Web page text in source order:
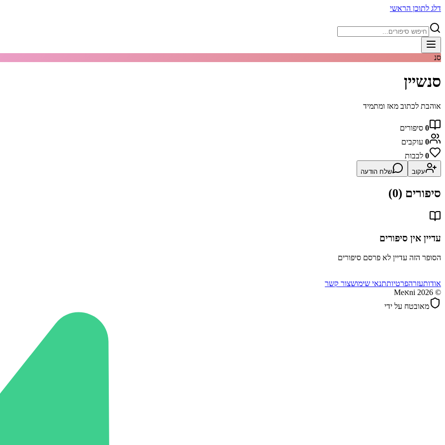
דלג לתוכן הראשי
סנ
סנשיין
אוהבת לכתוב מאז ומתמיד
0 סיפורים
0 עוקבים
0 לבבות
עקוב שלח הודעה
סיפורים (0
)
עדיין אין סיפורים
הסופר הזה עדיין לא פרסם סיפורים
אודותעזרהפרטיותתנאי שימושצור קשר
©
2026 Meאni
מאובטח על ידי